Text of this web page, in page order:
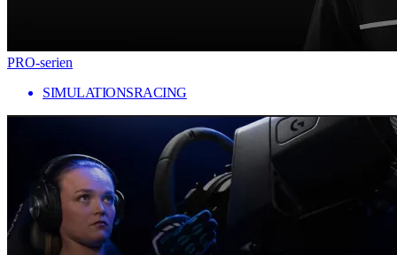
PRO-serien
SIMULATIONSRACING